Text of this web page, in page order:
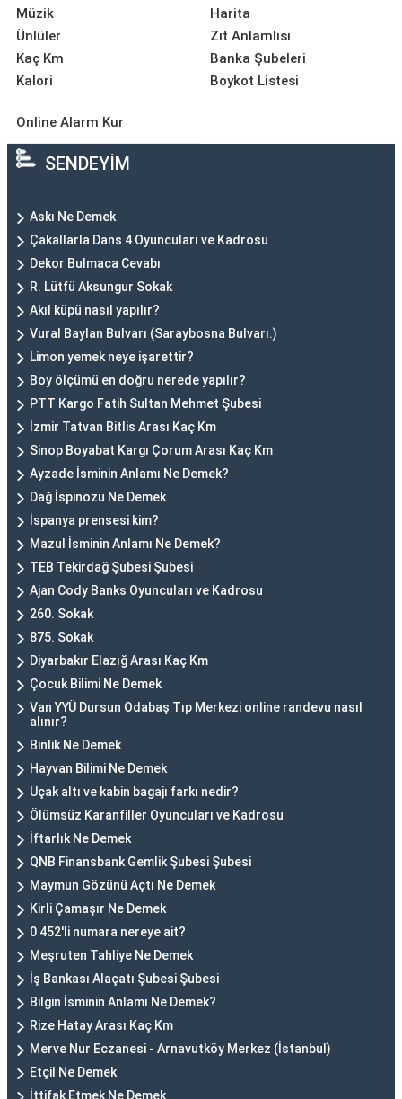
Müzik
Ünlüler
Kaç Km
Kalori
Harita
Zıt Anlamlısı
Banka Şubeleri
Boykot Listesi
Online Alarm Kur
SENDEYİM
Askı Ne Demek
Çakallarla Dans 4 Oyuncuları ve Kadrosu
Dekor Bulmaca Cevabı
R. Lütfü Aksungur Sokak
Akıl küpü nasıl yapılır?
Vural Baylan Bulvarı (Saraybosna Bulvarı.)
Limon yemek neye işarettir?
Boy ölçümü en doğru nerede yapılır?
PTT Kargo Fatih Sultan Mehmet Şubesi
İzmir Tatvan Bitlis Arası Kaç Km
Sinop Boyabat Kargı Çorum Arası Kaç Km
Ayzade İsminin Anlamı Ne Demek?
Dağ İspinozu Ne Demek
İspanya prensesi kim?
Mazul İsminin Anlamı Ne Demek?
TEB Tekirdağ Şubesi Şubesi
Ajan Cody Banks Oyuncuları ve Kadrosu
260. Sokak
875. Sokak
Diyarbakır Elazığ Arası Kaç Km
Çocuk Bilimi Ne Demek
Van YYÜ Dursun Odabaş Tıp Merkezi online randevu nasıl
alınır?
Binlik Ne Demek
Hayvan Bilimi Ne Demek
Uçak altı ve kabin bagajı farkı nedir?
Ölümsüz Karanfiller Oyuncuları ve Kadrosu
İftarlık Ne Demek
QNB Finansbank Gemlik Şubesi Şubesi
Maymun Gözünü Açtı Ne Demek
Kirli Çamaşır Ne Demek
0 452'li numara nereye ait?
Meşruten Tahliye Ne Demek
İş Bankası Alaçatı Şubesi Şubesi
Bilgin İsminin Anlamı Ne Demek?
Rize Hatay Arası Kaç Km
Merve Nur Eczanesi - Arnavutköy Merkez (İstanbul)
Etçil Ne Demek
İttifak Etmek Ne Demek